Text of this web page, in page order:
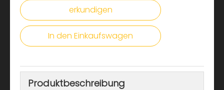
erkundigen
In den Einkaufswagen
Produktbeschreibung